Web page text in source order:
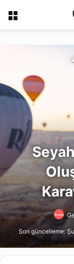
Menü
Son güncelleme: